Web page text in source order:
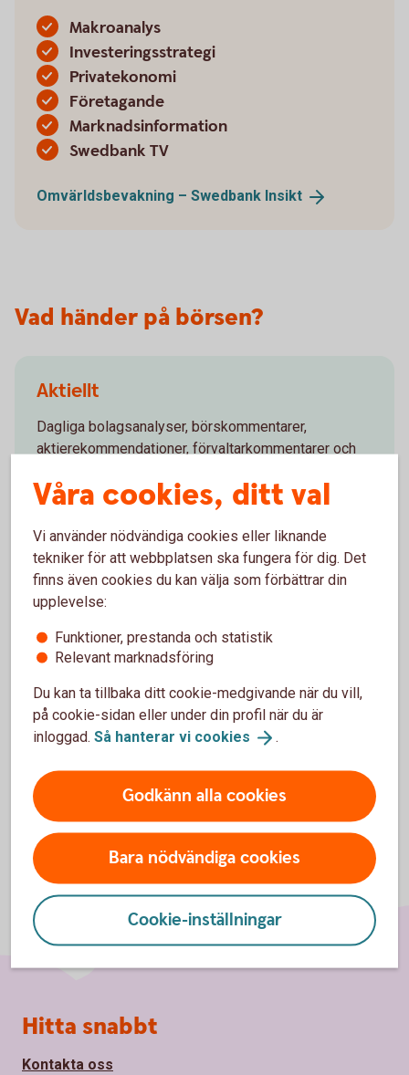
Makroanalys
Investeringsstrategi
Privatekonomi
Företagande
Marknadsinformation
Swedbank TV
Omvärldsbevakning – Swedbank Insikt
Vad händer på börsen?
Aktiellt
Dagliga bolagsanalyser, börskommentarer,
aktierekommendationer, förvaltarkommentarer och
(swedbank-aktiellt.se)
godkänna cookies för Funktioner, prestanda
och statistik.
Inställningar för cookies
Våra cookies, ditt val
Vi använder nödvändiga cookies eller liknande
tekniker för att webbplatsen ska fungera för dig. Det
finns även cookies du kan välja som förbättrar din
upplevelse:
Funktioner, prestanda och statistik
Relevant marknadsföring
Du kan ta tillbaka ditt cookie-medgivande när du vill,
på cookie-sidan eller under din profil när du är
inloggad. Så hanterar vi cookies .
Godkänn alla cookies
Bara nödvändiga cookies
Cookie-inställningar
Sidfot
Hitta snabbt
Kontakta oss